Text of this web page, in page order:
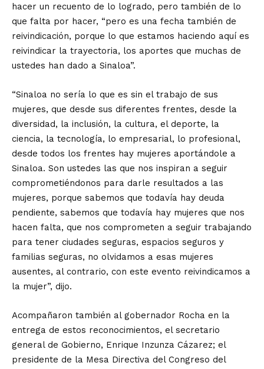
hacer un recuento de lo logrado, pero también de lo
que falta por hacer, “pero es una fecha también de
reivindicación, porque lo que estamos haciendo aquí es
reivindicar la trayectoria, los aportes que muchas de
ustedes han dado a Sinaloa”.
“Sinaloa no sería lo que es sin el trabajo de sus
mujeres, que desde sus diferentes frentes, desde la
diversidad, la inclusión, la cultura, el deporte, la
ciencia, la tecnología, lo empresarial, lo profesional,
desde todos los frentes hay mujeres aportándole a
Sinaloa. Son ustedes las que nos inspiran a seguir
comprometiéndonos para darle resultados a las
mujeres, porque sabemos que todavía hay deuda
pendiente, sabemos que todavía hay mujeres que nos
hacen falta, que nos comprometen a seguir trabajando
para tener ciudades seguras, espacios seguros y
familias seguras, no olvidamos a esas mujeres
ausentes, al contrario, con este evento reivindicamos a
la mujer”, dijo.
Acompañaron también al gobernador Rocha en la
entrega de estos reconocimientos, el secretario
general de Gobierno, Enrique Inzunza Cázarez; el
presidente de la Mesa Directiva del Congreso del